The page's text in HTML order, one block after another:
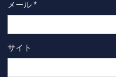
メール *
サイト